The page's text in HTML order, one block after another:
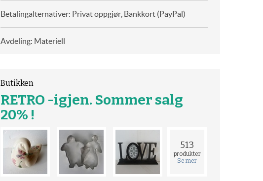
Betalingalternativer: Privat oppgjør, Bankkort (PayPal)
Avdeling: Materiell
Butikken
RETRO -igjen. Sommer salg
20% !
513
produkter
Se mer